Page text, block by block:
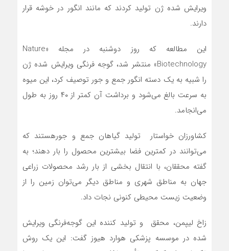
ویرایش شده ژن تولید کردند که مانند انگور در خوشه قرار
دارند.
این مطالعه که روز دوشنبه در مجله «Nature
Biotechnology» منتشر شد، گوجه فرنگی ویرایش شده ژن
را شبیه به یک دسته انگور جمع و جور توصیف کرد، این میوه
به سرعت بالغ می‌شود و برداشت آن کمتر از ۴۰ روز به طول
می‌انجامد.
کشاورزان خواستار تولید گیاهان جمع و جورهستند که
می‌توانند در کمترین فضا بیشترین محصول را بار دهند؛ به
گفته محققان، با انتقال بخشی از بار رشد محصولات زراعی
جهان به مناطق شهری و مناطق دیگر می‌توان زمین را از
وضعیت زیست محیطی کنونی نجات داد.
زاخ لیپمن، محقق و تولید کننده این گوجه‌فرنگی ویرایش
شده در موسسه پزشکی هوارد هیوز گفت: این یک روش